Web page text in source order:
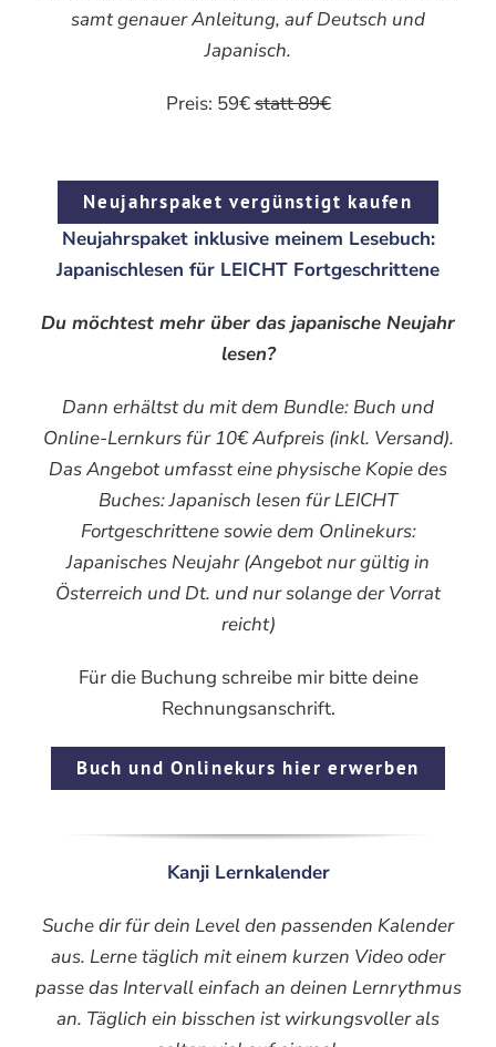
samt genauer Anleitung, auf Deutsch und
Japanisch.
Preis: 59€statt 89€
Neujahrspaket vergünstigt kaufen
Neujahrspaket inklusive meinem Lesebuch:
Japanischlesen für LEICHT Fortgeschrittene
Du möchtest mehr über das japanische Neujahr
lesen?
Dann erhältst du mit dem Bundle: Buch und
Online-Lernkurs für 10€ Aufpreis (inkl. Versand).
Das Angebot umfasst eine physische Kopie des
Buches: Japanisch lesen für LEICHT
Fortgeschrittene sowie dem Onlinekurs:
Japanisches Neujahr (Angebot nur gültig in
Österreich und Dt. und nur solange der Vorrat
reicht)
Für die Buchung schreibe mir bitte deine
Rechnungsanschrift.
Buch und Onlinekurs hier erwerben
Kanji Lernkalender
Suche dir für dein Level den passenden Kalender
aus. Lerne täglich mit einem kurzen Video oder
passe das Intervall einfach an deinen Lernrythmus
an. Täglich ein bisschen ist wirkungsvoller als